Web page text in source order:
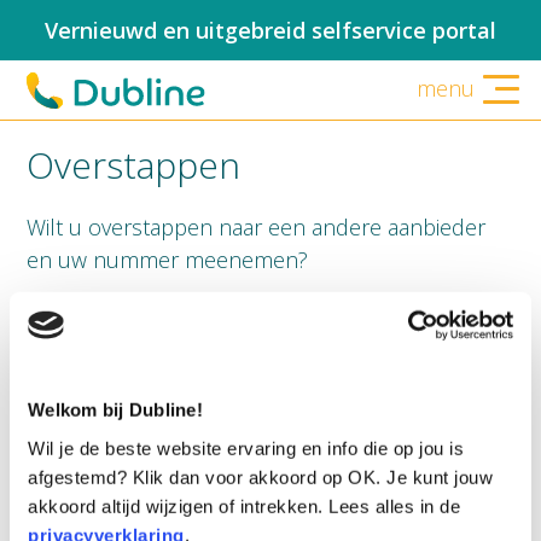
Welkom bij Dubline!
Wil je de beste website ervaring en info die op jou is
afgestemd? Klik dan voor akkoord op OK. Je kunt jouw
akkoord altijd wijzigen of intrekken. Lees alles in de
privacyverklaring.
Vernieuwd en uitgebreid selfservice portal
menu
Overstappen
Wilt u overstappen naar een andere aanbieder
en uw nummer meenemen?
Zodra u bij uw nieuwe aanbieder een
abonnement afsluit zal uw nieuwe aanbieder een
te nemen. De aanvraag het nummer over te
nemen zien wij als een opzegging en als er geen
openstaande facturen zijn zal Dubline binnen
enkele dagen hiervoor akkoord geven.